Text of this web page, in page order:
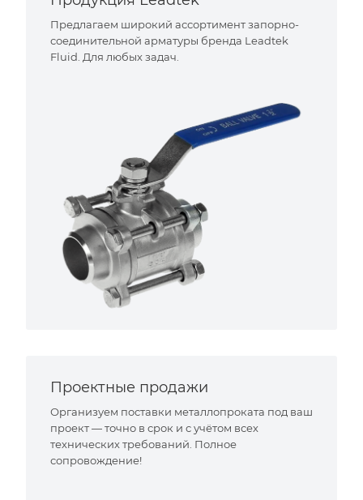
Предлагаем широкий ассортимент запорно-
соединительной арматуры бренда Leadtek
Fluid. Для любых задач.
Проектные продажи
Организуем поставки металлопроката под ваш
проект — точно в срок и с учётом всех
технических требований. Полное
сопровождение!